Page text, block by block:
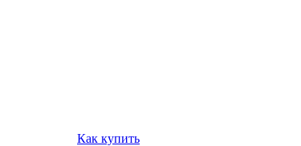
Как купить